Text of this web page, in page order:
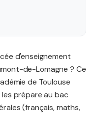
d'enseignement
de-Lomagne ? Ce
de Toulouse
prépare au bac
(français, maths,